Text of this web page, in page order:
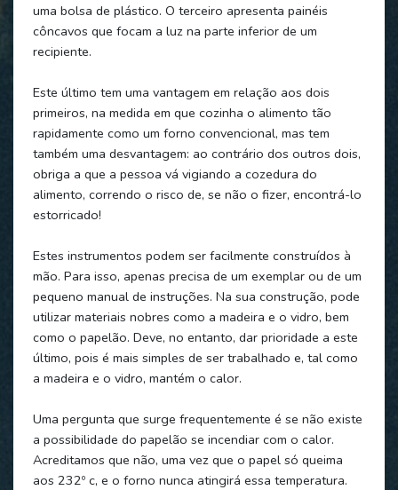
uma bolsa de plástico. O terceiro apresenta painéis
côncavos que focam a luz na parte inferior de um
recipiente.
Este último tem uma vantagem em relação aos dois
primeiros, na medida em que cozinha o alimento tão
rapidamente como um forno convencional, mas tem
também uma desvantagem: ao contrário dos outros dois,
obriga a que a pessoa vá vigiando a cozedura do
alimento, correndo o risco de, se não o fizer, encontrá-lo
estorricado!
Estes instrumentos podem ser facilmente construídos à
mão. Para isso, apenas precisa de um exemplar ou de um
pequeno manual de instruções. Na sua construção, pode
utilizar materiais nobres como a madeira e o vidro, bem
como o papelão. Deve, no entanto, dar prioridade a este
último, pois é mais simples de ser trabalhado e, tal como
a madeira e o vidro, mantém o calor.
Uma pergunta que surge frequentemente é se não existe
a possibilidade do papelão se incendiar com o calor.
Acreditamos que não, uma vez que o papel só queima
aos 232º c, e o forno nunca atingirá essa temperatura.